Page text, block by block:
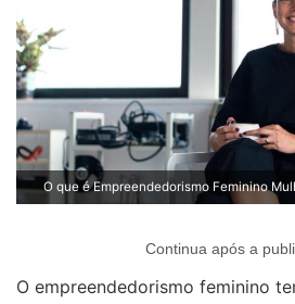
O que é Empreendedorismo Feminino
Continua após a
O empreendedorismo feminino